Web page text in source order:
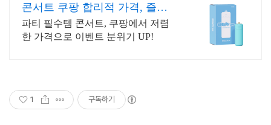
콘서트 쿠팡 합리적 가격, 즐거
움은 두배
파티 필수템 콘서트, 쿠팡에서 저렴
한 가격으로 이벤트 분위기 UP!
1 구독하기